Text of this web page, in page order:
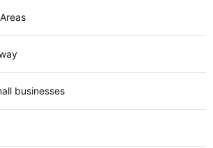
businesses